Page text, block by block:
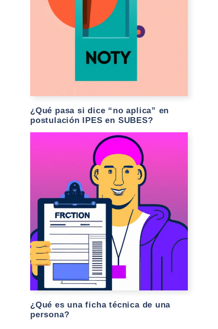
¿Qué pasa si dice “no aplica” en
postulación IPES en SUBES?
¿Qué es una ficha técnica de una
persona?